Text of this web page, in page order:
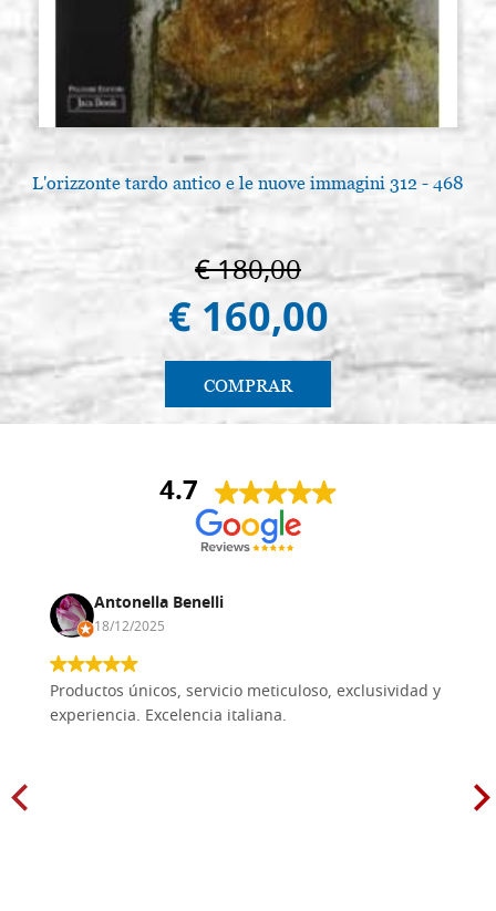
L'orizzonte tardo antico e le nuove immagini 312 - 468
€ 180,00
€ 160,00
COMPRAR
4.7
Antonella Benelli
18/12/2025
Productos únicos, servicio meticuloso, exclusividad y
experiencia. Excelencia italiana.